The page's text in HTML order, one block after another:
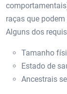
raças que
Alguns dos
Tamanho
Estado de
Ancestrais